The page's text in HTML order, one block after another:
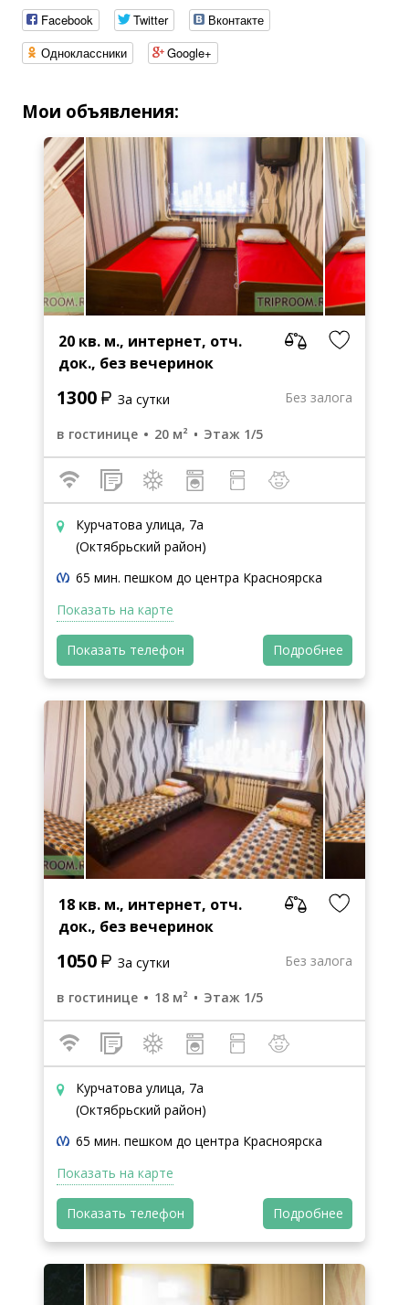
Facebook Twitter
Вконтакте
Одноклассники
Google+
Мои объявления:
20 кв. м., интернет, отч.
док., без вечеринок
1300 За сутки Без залога
в гостинице 20 м² Этаж 1/5
Курчатова улица, 7а
(Октябрьский район)
65 мин. пешком до центра Красноярска
Показать на карте
Показать телефон Подробнее
18 кв. м., интернет, отч.
док., без вечеринок
1050 За сутки Без залога
в гостинице 18 м² Этаж 1/5
Курчатова улица, 7а
(Октябрьский район)
65 мин. пешком до центра Красноярска
Показать на карте
Показать телефон Подробнее